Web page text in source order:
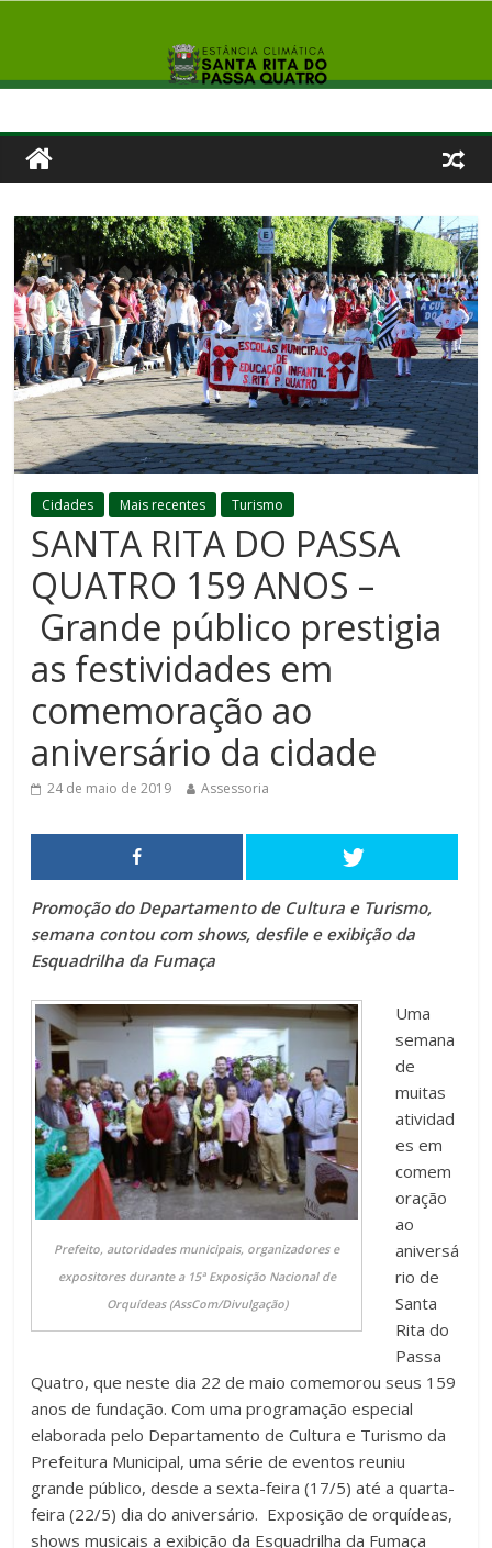
Cidades Mais recentes Turismo
SANTA RITA DO PASSA
QUATRO 159 ANOS –
Grande público prestigia
as festividades em
comemoração ao
aniversário da cidade
24 de maio de 2019 Assessoria
Promoção do Departamento de Cultura e Turismo,
semana contou com shows, desfile e exibição da
Esquadrilha da Fumaça
Prefeito, autoridades municipais, organizadores e
expositores durante a 15ª Exposição Nacional de
Orquídeas (AssCom/Divulgação)
Uma
semana
de
muitas
atividad
es em
comem
oração
ao
aniversá
rio de
Santa
Rita do
Passa
Quatro, que neste dia 22 de maio comemorou seus 159
anos de fundação. Com uma programação especial
elaborada pelo Departamento de Cultura e Turismo da
Prefeitura Municipal, uma série de eventos reuniu
grande público, desde a sexta-feira (17/5) até a quarta-
feira (22/5) dia do aniversário. Exposição de orquídeas,
shows musicais a exibição da Esquadrilha da Fumaça